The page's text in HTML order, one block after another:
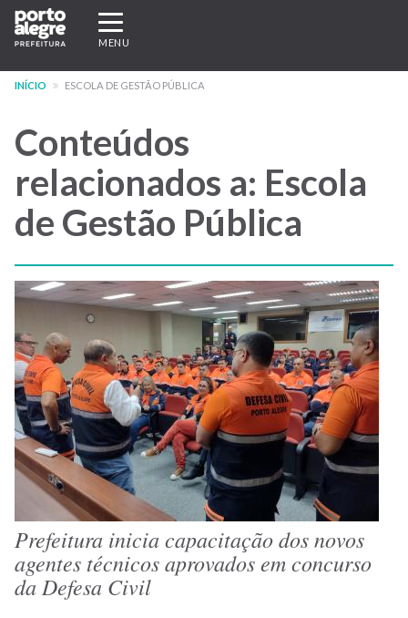
Pular
para
conteúdo
Expandir/recolher
navegação
MENU
INÍCIO ESCOLA DE GESTÃO PÚBLICA
Conteúdos
relacionados a: Escola
de Gestão Pública
Prefeitura inicia capacitação dos novos
agentes técnicos aprovados em concurso
da Defesa Civil